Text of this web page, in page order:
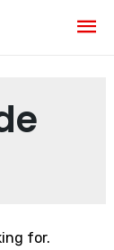
for.